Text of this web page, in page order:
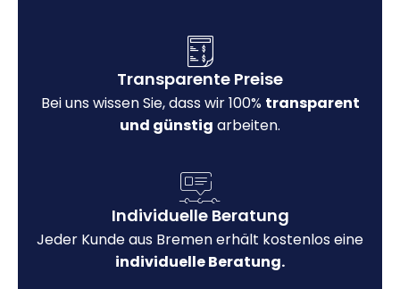
Transparente Preise
Bei uns wissen Sie, dass wir 100% transparent
und günstig arbeiten.
Individuelle Beratung
Jeder Kunde aus Bremen erhält kostenlos eine
individuelle Beratung.